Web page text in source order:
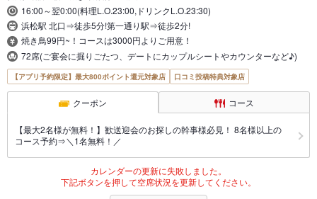
16:00～翌0:00(料理L.O.23:00,ドリンクL.O.23:30)
浜松駅 北口⇒徒歩5分!第一通り駅⇒徒歩2分!
焼き鳥99円~！コースは3000円よりご用意！
72席(ご宴会に掘りごたつ、デートにカップルシートやカウンターなど♪)
【アプリ予約限定】最大800ポイント還元対象店 口コミ投稿特典対象店
クーポン コース
【最大2名様が無料！】歓送迎会のお探しの幹事様必見！ 8名様以上の
コース予約⇒＼1名無料！／
カレンダーの更新に失敗しました。
下記ボタンを押して空席状況を更新してください。